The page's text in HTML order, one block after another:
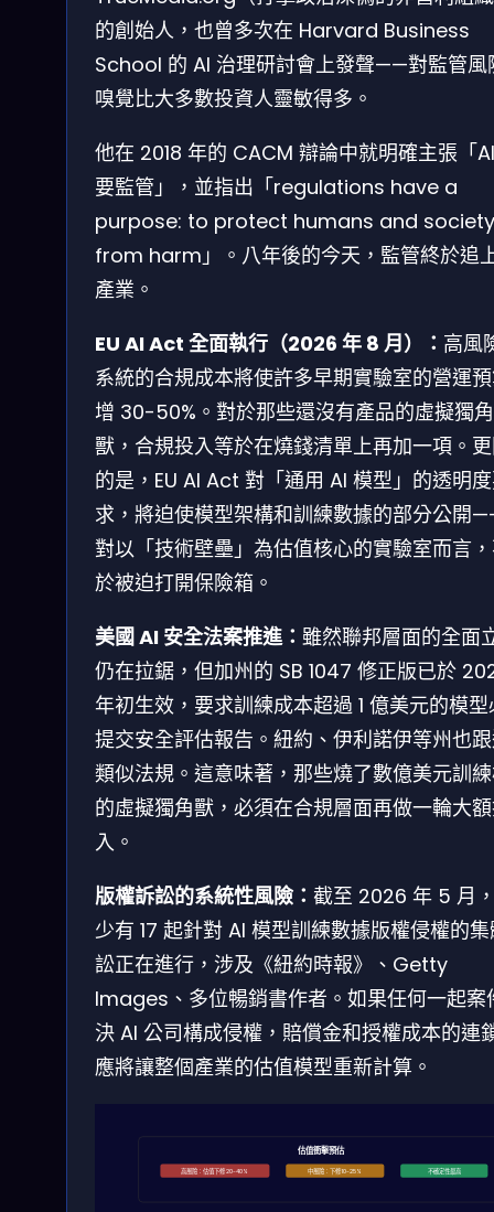
的創始人，也曾多次在 Harvard Business
School 的 AI 治理研討會上發聲——對監管風
嗅覺比大多數投資人靈敏得多。
他在 2018 年的 CACM 辯論中就明確主張「
要監管」，並指出「regulations have a
purpose: to protect humans and society
from harm」。八年後的今天，監管終於追
產業。
EU AI Act 全面執行（2026 年 8 月）： 高風
系統的合規成本將使許多早期實驗室的營運
增 30-50%。對於那些還沒有產品的虛擬獨角
獸，合規投入等於在燒錢清單上再加一項。
的是，EU AI Act 對「通用 AI 模型」的透明
求，將迫使模型架構和訓練數據的部分公開
對以「技術壁壘」為估值核心的實驗室而言
於被迫打開保險箱。
美國 AI 安全法案推進： 雖然聯邦層面的全面
仍在拉鋸，但加州的 SB 1047 修正版已於
年初生效，要求訓練成本超過 1 億美元的模
提交安全評估報告。紐約、伊利諾伊等州也
類似法規。這意味著，那些燒了數億美元訓
的虛擬獨角獸，必須在合規層面再做一輪大
入。
版權訴訟的系統性風險： 截至 2026 年 5 月
少有 17 起針對 AI 模型訓練數據版權侵權的
訟正在進行，涉及《紐約時報》、Getty
Images、多位暢銷書作者。如果任何一起案
決 AI 公司構成侵權，賠償金和授權成本的連
應將讓整個產業的估值模型重新計算。
估值衝擊預估
高風險：估值下修 20-40% 中風險：下修 10-25% 不確定性最高